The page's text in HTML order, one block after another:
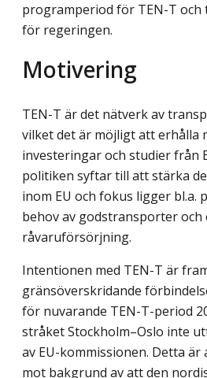
programperiod för TEN-T och
för regeringen.
Motivering
TEN-T är det nätverk av
vilket det är möjligt att erhålla
investeringar och studier från
politiken syftar till att stärka
inom EU och fokus ligger bl.a.
behov av godstransporter och
råvaruförsörjning.
Intentionen med TEN-T är
gränsöverskridande
för nuvarande TEN-T-period
stråket Stockholm–Oslo inte
av EU-kommissionen. Detta
mot bakgrund av att den